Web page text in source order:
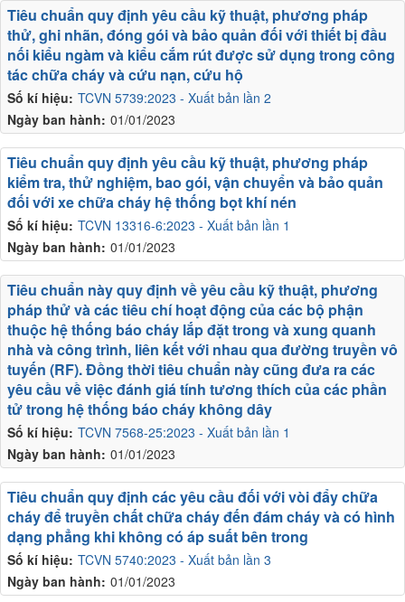
Số kí hiệu: TCVN 5739:2023 - Xuất bản lần 2
Ngày ban hành: 01/01/2023
Tiêu chuẩn quy định yêu cầu kỹ thuật, phương pháp
thử, ghi nhãn, đóng gói và bảo quản đối với thiết bị đầu
nối kiểu ngàm và kiểu cắm rút được sử dụng trong công
tác chữa cháy và cứu nạn, cứu hộ
Số kí hiệu: TCVN 13316-6:2023 - Xuất bản lần 1
Ngày ban hành: 01/01/2023
Tiêu chuẩn quy định yêu cầu kỹ thuật, phương pháp
kiểm tra, thử nghiệm, bao gói, vận chuyển và bảo quản
đối với xe chữa cháy hệ thống bọt khí nén
Số kí hiệu: TCVN 7568-25:2023 - Xuất bản lần 1
Ngày ban hành: 01/01/2023
Tiêu chuẩn này quy định về yêu cầu kỹ thuật, phương
pháp thử và các tiêu chí hoạt động của các bộ phận
thuộc hệ thống báo cháy lắp đặt trong và xung quanh
nhà và công trình, liên kết với nhau qua đường truyền vô
tuyến (RF). Đồng thời tiêu chuẩn này cũng đưa ra các
yêu cầu về việc đánh giá tính tương thích của các phần
tử trong hệ thống báo cháy không dây
Số kí hiệu: TCVN 5740:2023 - Xuất bản lần 3
Ngày ban hành: 01/01/2023
Tiêu chuẩn quy định các yêu cầu đối với vòi đẩy chữa
cháy để truyền chất chữa cháy đến đám cháy và có hình
dạng phẳng khi không có áp suất bên trong